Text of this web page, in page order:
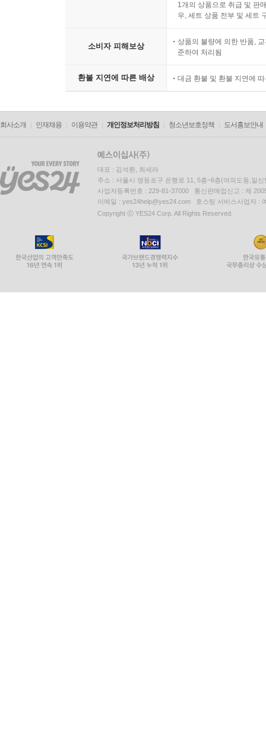
1개의 상품으로 취급 및 판
우, 세트 상품 전부 및 세트
소비자 피해보상
상품의 불량에 의한 반품,
준하여 처리됨
환불 지연에 따른 배상 대금 환불 및 환불 지연에
회사소개 인재채용 이용약관 개인정보처리방침 청소년보호정책 도서홍보안내
대표 : 김석환, 최세라
주소 : 서울시 영등포구 은행로 11, 5층~6층(여의도동,일신
사업자등록번호 : 229-81-37000 통신판매업신고 : 제
이메일 : yes24help@yes24.com 호스팅 서비스사업자 :
Copyright ⓒ YES24 Corp. All Rights Reserved.